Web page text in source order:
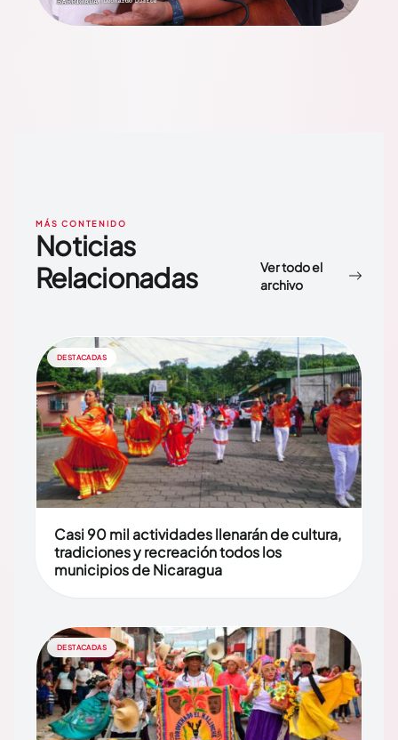
MÁS CONTENIDO
Noticias
Relacionadas
Ver todo el
archivo
DESTACADAS
Casi 90 mil actividades llenarán de cultura,
tradiciones y recreación todos los
municipios de Nicaragua
DESTACADAS